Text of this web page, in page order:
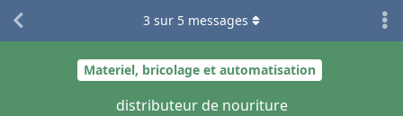
Materiel, bricolage et automatisation
distributeur de nouriture
3 sur 5 messages